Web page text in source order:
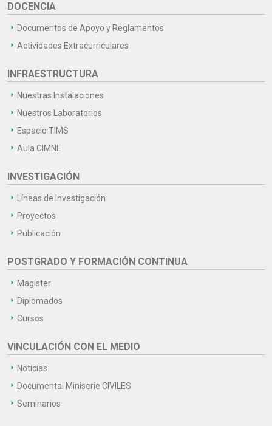
DOCENCIA
Documentos de Apoyo y Reglamentos
Actividades Extracurriculares
INFRAESTRUCTURA
Nuestras Instalaciones
Nuestros Laboratorios
Espacio TIMS
Aula CIMNE
INVESTIGACIÓN
Líneas de Investigación
Proyectos
Publicación
POSTGRADO Y FORMACIÓN CONTINUA
Magíster
Diplomados
Cursos
VINCULACIÓN CON EL MEDIO
Noticias
Documental Miniserie CIVILES
Seminarios